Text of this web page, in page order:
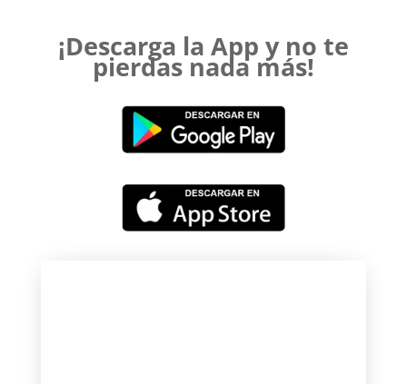
¡Descarga la App y no te
pierdas nada más!